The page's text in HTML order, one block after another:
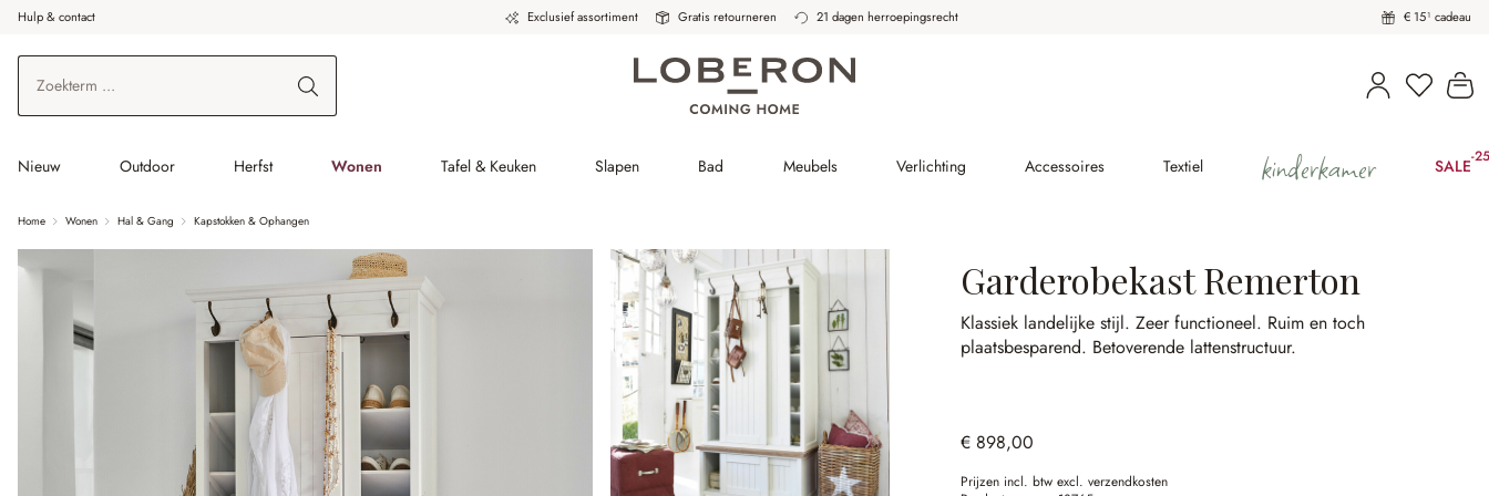
de hoofdinhoud
Ga naar zoeken
Ga naar de hoofdnavigatie
Hulp & contact Exclusief assortiment Gratis retourneren 21 dagen herroepingsrecht € 15¹ cadeau
U heeft
Nieuw Outdoor Herfst Wonen Tafel & Keuken Slapen Bad Meubels Verlichting Accessoires Textiel kinderkamer SALE-
Home Wonen Hal & Gang Kapstokken & Ophangen
Garderobekast Remerton
Klassiek landelijke stijl.Zeer functioneel. Ruim en toch
plaatsbesparend. Betoverende lattenstructuur.
€ 898,00
Prijzen incl. btw excl. verzendkosten